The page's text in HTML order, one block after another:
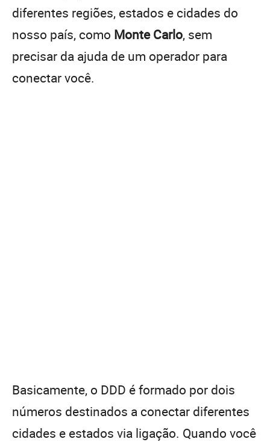
diferentes regiões, estados e cidades do
nosso país, como Monte Carlo, sem
precisar da ajuda de um operador para
conectar você.
Basicamente, o DDD é formado por dois
números destinados a conectar diferentes
cidades e estados via ligação. Quando você